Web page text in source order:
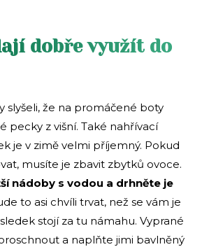
dobře využít do
slyšeli, že na promáčené boty
pecky z višní. Také nahřívací
je v zimě velmi příjemný. Pokud
musíte je zbavit zbytků ovoce.
nádoby s vodou a drhněte je
to asi chvíli trvat, než se vám je
stojí za tu námahu. Vyprané
a naplňte jimi bavlněný